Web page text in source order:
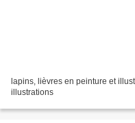
lapins, lièvres en peinture et
illustrations